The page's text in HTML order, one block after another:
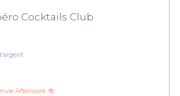
Cocktails Club
Afterwork 🍻